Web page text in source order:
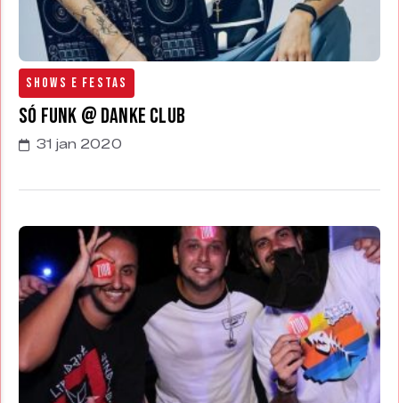
Shows e Festas
Só Funk @ Danke Club
31 jan 2020